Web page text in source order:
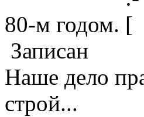
80-м годом.
Записан
Наше дело
строй...